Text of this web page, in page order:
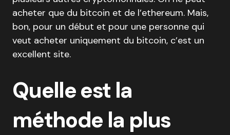
acheter que du bitcoin et de l’ethereum. Mais,
bon, pour un début et pour une personne qui
veut acheter uniquement du bitcoin, c’est un
excellent site.
Quelle est la
méthode la plus